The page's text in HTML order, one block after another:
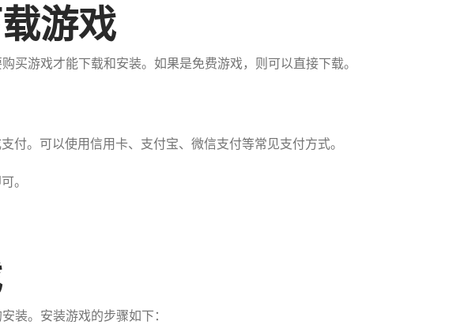
游戏
买游戏才能下载和安装。如果是免费游戏，则可以直接下载。
付。可以使用信用卡、支付宝、微信支付等常见支付方式。
。
装。安装游戏的步骤如下：